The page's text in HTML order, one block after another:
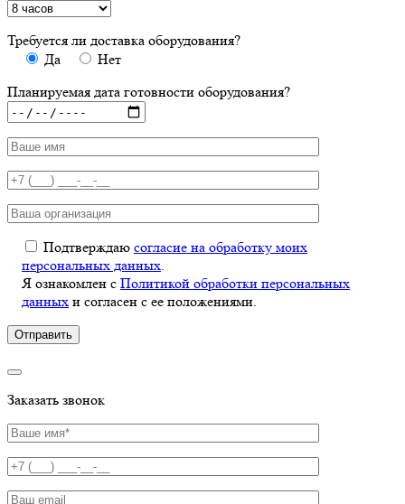
Требуется ли доставка оборудования?
Да
Нет
Планируемая дата готовности оборудования?
Подтверждаю согласие на обработку моих
персональных данных.
Я ознакомлен с Политикой обработки персональных
данных и согласен с ее положениями.
Заказать звонок